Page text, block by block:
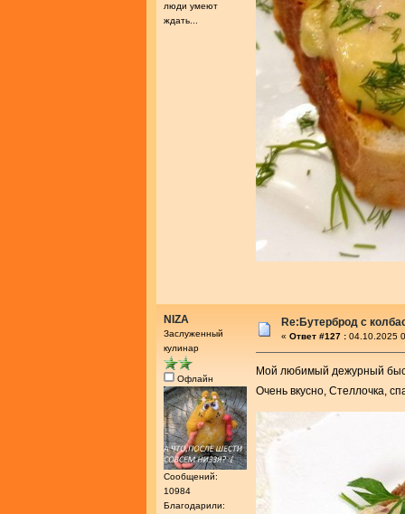
люди умеют
ждать...
NIZA
Заслуженный
кулинар
Офлайн
Сообщений:
10984
Благодарили:
Re:Бутерброд с
« Ответ #127 : 04.10.2025
Мой любимый дежурный
Очень вкусно, Стеллочка,